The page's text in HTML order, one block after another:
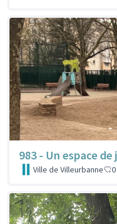
983 - Un espace
Ville de Villeurbanne 0